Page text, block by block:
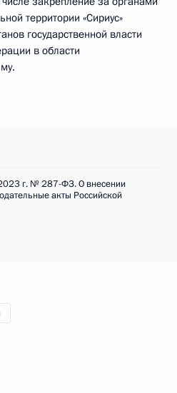
территории «Сириус»
государственной власти
в области
г. № 287-ФЗ. О внесении
акты Российской